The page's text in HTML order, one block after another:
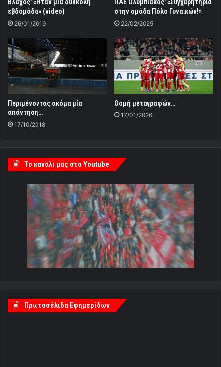
Βλάχος: «Ήταν μια δύσκολη
εβδομάδα» (video)
26/01/2019
ΠΑΕ Ολυμπιακός: «Συγχαρητήρια
στην ομάδα Πόλο Γυναικών!»
22/02/2025
Περιμένοντας ακόμα μία
απάντηση…
17/10/2018
Οσμή μεταγραφών…
17/01/2026
Tο κανάλι μας στο Youtube
Πρωτοσέλιδα Εφημερίδων